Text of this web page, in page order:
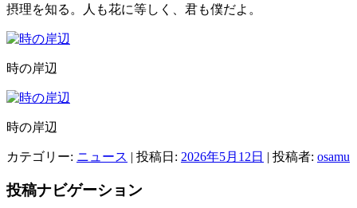
摂理を知る。人も花に等しく、君も僕だよ。
時の岸辺
時の岸辺
カテゴリー: ニュース | 投稿日: 2026年5月12日 | 投稿者: osamu
投稿ナビゲーション